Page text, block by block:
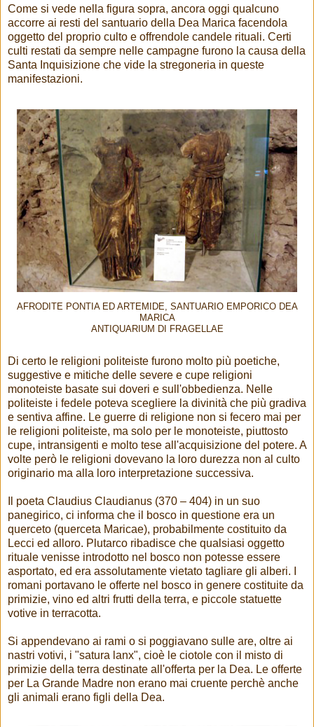
Come si vede nella figura sopra, ancora oggi qualcuno
accorre ai resti del santuario della Dea Marica facendola
oggetto del proprio culto e offrendole candele rituali. Certi
culti restati da sempre nelle campagne furono la causa della
Santa Inquisizione che vide la stregoneria in queste
manifestazioni.
AFRODITE PONTIA ED ARTEMIDE, SANTUARIO EMPORICO DEA
MARICA
ANTIQUARIUM DI FRAGELLAE
Di certo le religioni politeiste furono molto più poetiche,
suggestive e mitiche delle severe e cupe religioni
monoteiste basate sui doveri e sull'obbedienza. Nelle
politeiste i fedele poteva scegliere la divinità che più gradiva
e sentiva affine. Le guerre di religione non si fecero mai per
le religioni politeiste, ma solo per le monoteiste, piuttosto
cupe, intransigenti e molto tese all'acquisizione del potere. A
volte però le religioni dovevano la loro durezza non al culto
originario ma alla loro interpretazione successiva.
Il poeta Claudius Claudianus (370 – 404) in un suo
panegirico, ci informa che il bosco in questione era un
querceto (querceta Maricae), probabilmente costituito da
Lecci ed alloro. Plutarco ribadisce che qualsiasi oggetto
rituale venisse introdotto nel bosco non potesse essere
asportato, ed era assolutamente vietato tagliare gli alberi. I
romani portavano le offerte nel bosco in genere costituite da
primizie, vino ed altri frutti della terra, e piccole statuette
votive in terracotta.
Si appendevano ai rami o si poggiavano sulle are, oltre ai
nastri votivi, i "satura lanx", cioè le ciotole con il misto di
primizie della terra destinate all'offerta per la Dea. Le offerte
per La Grande Madre non erano mai cruente perchè anche
gli animali erano figli della Dea.